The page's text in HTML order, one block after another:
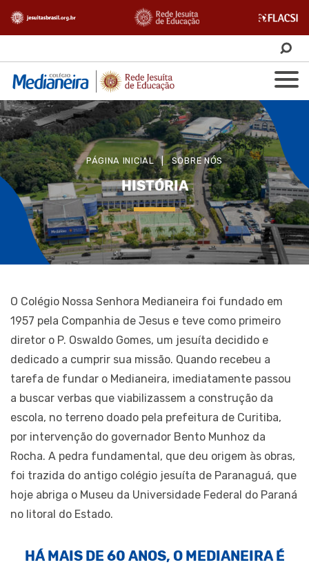
PÁGINA INICIAL | SOBRE NÓS
HISTÓRIA
O Colégio Nossa Senhora Medianeira foi fundado em
1957 pela Companhia de Jesus e teve como primeiro
diretor o P. Oswaldo Gomes, um jesuíta decidido e
dedicado a cumprir sua missão. Quando recebeu a
tarefa de fundar o Medianeira, imediatamente passou
a buscar verbas que viabilizassem a construção da
escola, no terreno doado pela prefeitura de Curitiba,
por intervenção do governador Bento Munhoz da
Rocha. A pedra fundamental, que deu origem às obras,
foi trazida do antigo colégio jesuíta de Paranaguá, que
hoje abriga o Museu da Universidade Federal do Paraná
no litoral do Estado.
HÁ MAIS DE 60 ANOS, O MEDIANEIRA É